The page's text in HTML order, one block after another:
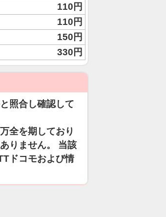
110円
110円
150円
330円
照合し確認して
全を期しており
りません。 当該
ドコモおよび情